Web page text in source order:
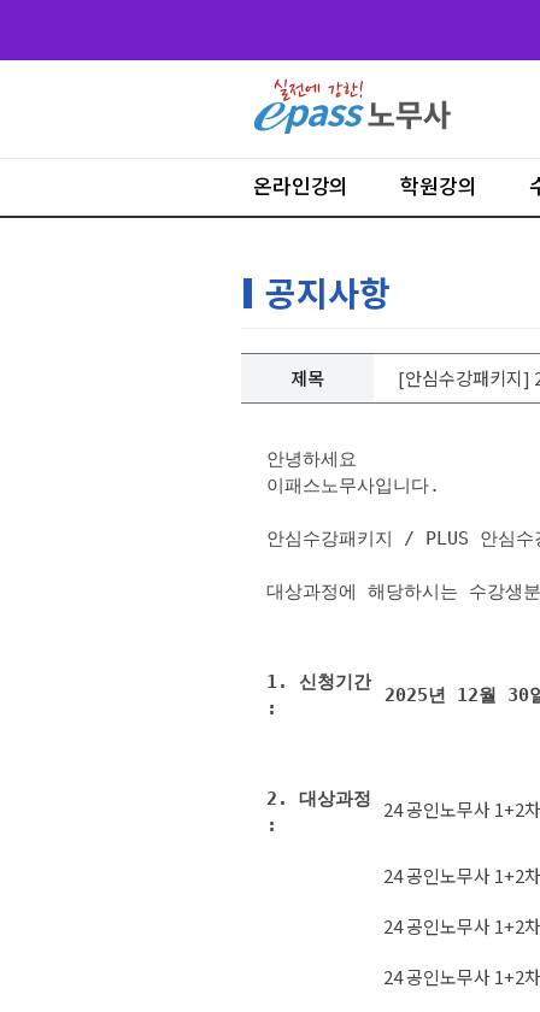
온라인강의 학원강의
공지사항
제목 [안심수강패키지]
안녕하세요
이패스노무사입니다.
안심수강패키지 / PLUS 안심
대상과정에 해당하시는 수강생
1. 신청기간
:
2025년 12월 30
2. 대상과정
:
24 공인노무사 1+2
24 공인노무사 1+2
24 공인노무사 1+2
24 공인노무사 1+2